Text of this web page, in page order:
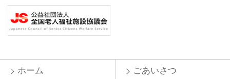
ホーム ごあいさつ